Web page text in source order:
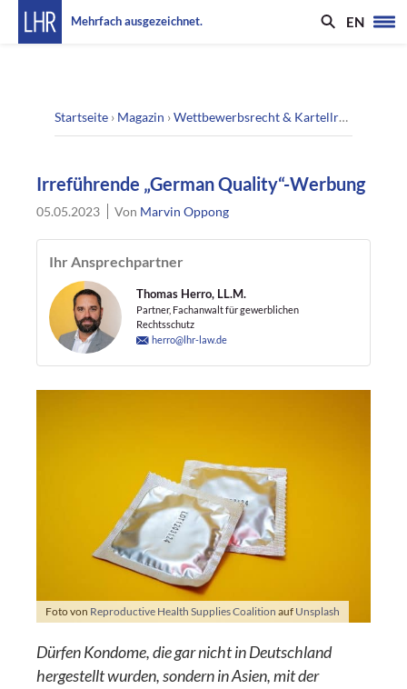
Mehrfach ausgezeichnet. EN
Startseite › Magazin ›Wettbewerbsrecht & Kartellrecht
Irreführende „German Quality“-Werbung
05.05.2023 Von Marvin Oppong
Ihr Ansprechpartner
Thomas Herro, LL.M.
Partner, Fachanwalt für gewerblichen
Rechtsschutz
herro@lhr-law.de
Foto von Reproductive Health Supplies Coalition auf Unsplash
Dürfen Kondome, die gar nicht in Deutschland
hergestellt wurden, sondern in Asien, mit der